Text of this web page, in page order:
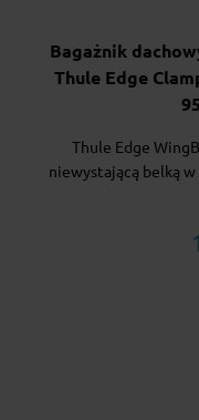
Bagażnik
Thule Edge
Thule Edge
niewystającą belką